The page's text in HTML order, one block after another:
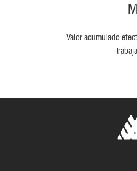
M
Valor acumulado